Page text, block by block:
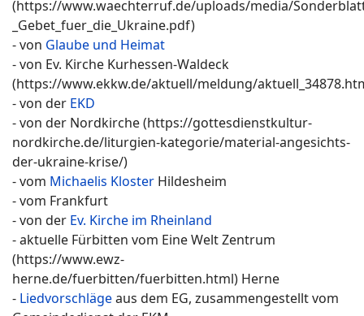
(https://www.waechterruf.de/uploads/media/
_Gebet_fuer_die_Ukraine.pdf)
- von Glaube und Heimat
- von Ev. Kirche Kurhessen-Waldeck
(https://www.ekkw.de/aktuell/meldung/
- von der EKD
- von der Nordkirche (https://gottesdienstkultur-
nordkirche.de/liturgien-kategorie/material-angesichts-
der-ukraine-krise/)
- vom Michaelis Kloster Hildesheim
- vom Frankfurt
- von der Ev. Kirche im Rheinland
- aktuelle Fürbitten vom Eine Welt Zentrum
(https://www.ewz-
herne.de/fuerbitten/fuerbitten.html) Herne
- Liedvorschlägeaus dem EG, zusammengestellt vom